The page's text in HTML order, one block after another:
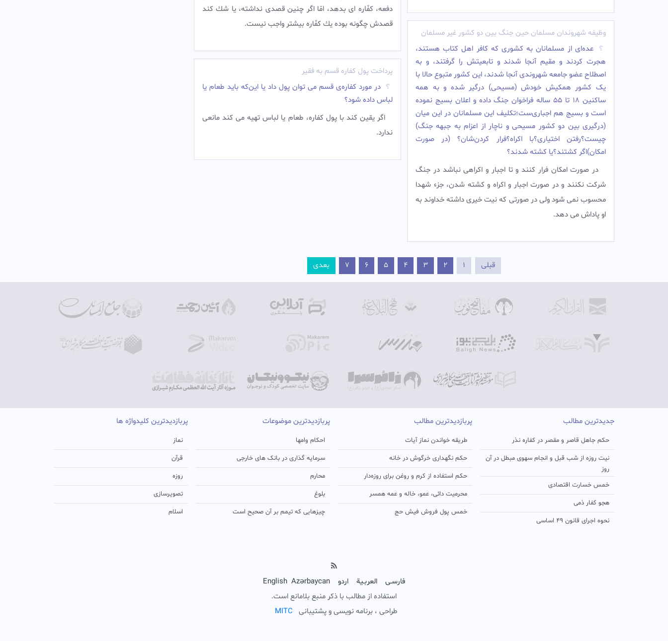
وظیفه شهروندان مسلمان حین جنگ بین دو کشور غیر مسلمان
عده‌ای از مسلمانان به کشوری که کافر اهل کتاب هستند،
هجرت کردند و مقیم آنجا شدند و تابعیتش را گرفتند، و به
اصطلاح عضو جامعه شهروندی آنجا شدند، این کشور متبوع حالا با
یک کشور همکیش خودش (مسیحی) درگیر شده و به همه
ساکنین ۱۸ تا ۵۵ ساله فراخوان جنگ داده و اعلان بسیج نموده‌
است و بسیج هم اجباری‌ست؛تکلیف این مسلمانان در این میان
(درگیری بین دو کشور مسیحی و ناچار از اعزام به جبهه جنگ)
چیست؟رفتن اختیاری؟با اکراه؟فرار کردن‌شان؟ (در صورت
امکان)اگر کشتند؟یا کشته شدند؟
در صورت امکان فرار کنند و تا اجبار و اکراهی نباشد در جنگ
شرکت نکنند و در صورت اجبار و اکراه و کشته شدن، جزء شهدا
محسوب نمی شود ولی در صورتی که نیت خیری داشته خداوند به
او پاداش می دهد.
دفعه، كفّاره اى بدهد، امّا اگر چنين قصدى نداشته، يا شك كند
قصدش چگونه بوده يك كفّاره بيشتر واجب نيست.
پرداخت پول کفاره قسم به فقیر
در مورد کفاره‌ی قسم می توان پول داد یا این‌که باید طعام یا
لباس داده شود؟
اگر یقین کند با پول کفاره، طعام یا لباس تهیه می کند مانعی
ندارد.
قبلی 1
2
3
4
5
6
7 بعدی
جدیدترین مطالب
حکم جاهل قاصر و مقصر در کفاره نذر
نیت روزه از شب قبل و انجام سهوی مبطل در آن
روز
خمس خسارت اقتصادی
هجو کفار ذمی
نحوه اجرای قانون ۴۹ اساسی
پربازدیدترین مطالب
طریقه خواندن نماز آیات
حکم نگهداری خرگوش در خانه
حکم استفاده از کرم و روغن برای روزه‌دار
محرمیت دائی، عمو، خاله و عمه همسر
خمس پول فروش فیش حج
پربازدیدترین موضوعات
احکام وامها
سرمایه گذاری در بانک های خارجی
محارم
بلوغ
چیزهایی که تیمم بر آن صحیح است
پربازدیدترین کلیدواژه ها
نماز
قرآن
روزه
تصویرسازی
اسلام
فارسـی العربـیة اردو Azərbaycan
English
استفاده از مطالب با ذکر منبع بلامانع است.
طراحی ، برنامه نویسی و پشتیبانی
MITC